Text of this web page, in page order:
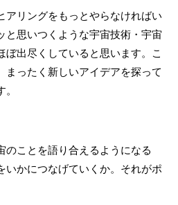
アリングをもっとやらなければい
と思いつくような宇宙技術・宇宙
ぼ出尽くしていると思います。こ
まったく新しいアイデアを探って
のことを語り合えるようになる
いかにつなげていくか。それがポ